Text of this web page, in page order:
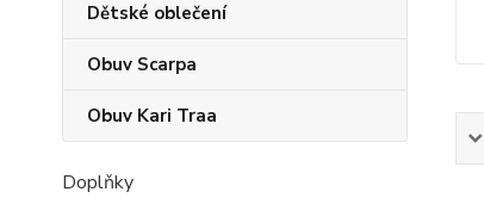
Dětské oblečení
Obuv Scarpa
Obuv Kari Traa
Doplňky